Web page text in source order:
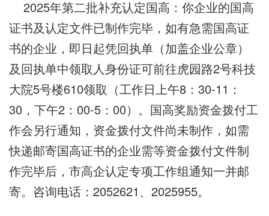
2025年第二批补充认定国高：你企业的国高
证书及认定文件已制作完毕，如有急需国高证
书的企业，即日起凭回执单（加盖企业公章）
及回执单中领取人身份证可前往虎园路2号科技
大院5号楼610领取（工作日上午8：30-11：
30，下午2：00-5：00）。国高奖励资金拨付工
作会另行通知，资金拨付文件尚未制作，如需
快递邮寄国高证书的企业需等资金拨付文件制
作完毕后，市高企认定专项工作组通知一并邮
寄。咨询电话：2052621、2025955。